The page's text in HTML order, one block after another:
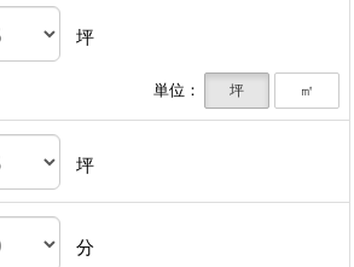
坪
単位： 坪 ㎡
坪
分